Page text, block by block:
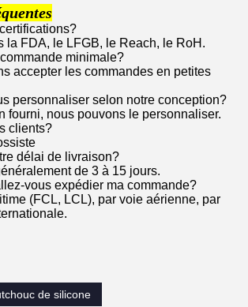
la FDA, le LFGB, le Reach, le RoH.
minimale?
accepter les commandes en petites
personnaliser selon notre conception?
fourni, nous pouvons le personnaliser.
clients?
délai de livraison?
de 3 à 15 jours.
vous expédier ma commande?
(FCL, LCL), par voie aérienne, par
de silicone